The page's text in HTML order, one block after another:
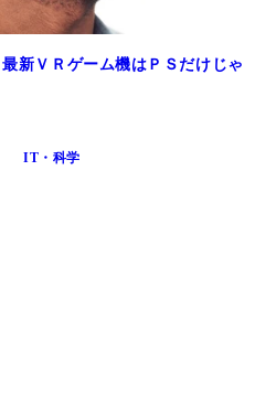
新ＶＲゲーム機はＰＳだけじゃ
IT・科学